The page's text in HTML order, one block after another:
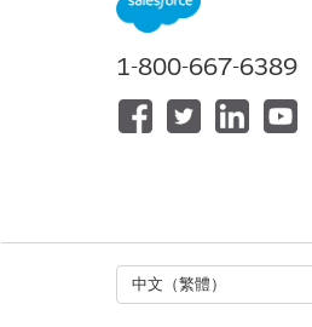
1-800-667-6389
中文（繁體）